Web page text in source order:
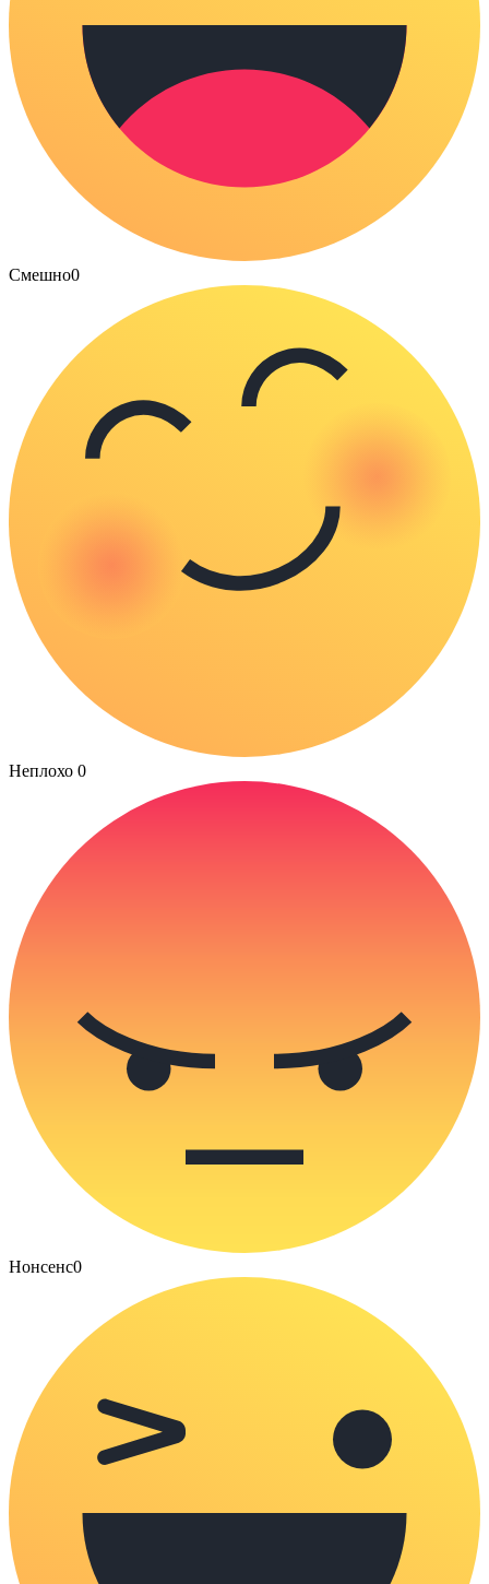
Смешно0
Неплохо 0
Нонсенс0